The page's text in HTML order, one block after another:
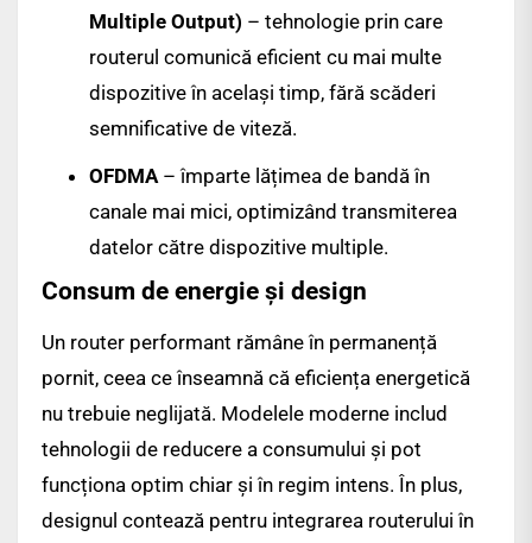
Multiple Output) – tehnologie prin care
routerul comunică eficient cu mai multe
dispozitive în același timp, fără scăderi
semnificative de viteză.
OFDMA– împarte lățimea de bandă în
canale mai mici, optimizând transmiterea
datelor către dispozitive multiple.
Consum de energie și design
Un router performant rămâne în permanență
pornit, ceea ce înseamnă că eficiența energetică
nu trebuie neglijată. Modelele moderne includ
tehnologii de reducere a consumului și pot
funcționa optim chiar și în regim intens. În plus,
designul contează pentru integrarea routerului în